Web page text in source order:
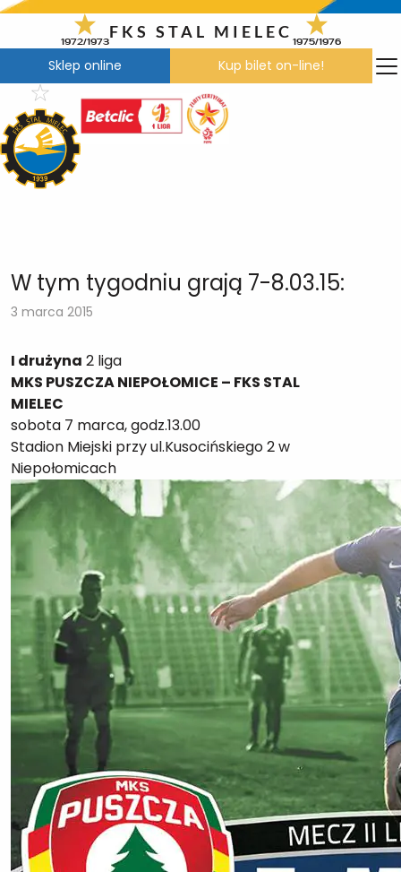
Przejdź
treści
1972/1973
FKS STAL MIELEC
1975/1976
Sklep online Kup bilet on-line!
W tym tygodniu grają 7-8.03.15:
3 marca 2015
I drużyna 2 liga
MKS PUSZCZA NIEPOŁOMICE – FKS STAL
MIELEC
sobota 7 marca, godz.13.00
Stadion Miejski przy ul.Kusocińskiego 2 w
Niepołomicach